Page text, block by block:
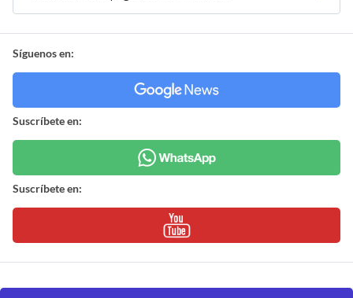
Síguenos en:
Suscríbete en:
Suscríbete en: